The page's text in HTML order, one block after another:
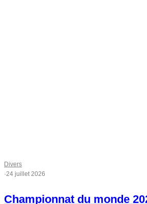
Divers
·24 juillet 2026
Championnat du monde